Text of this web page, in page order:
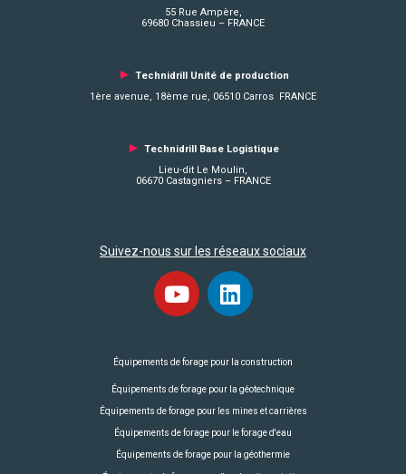
55 Rue Ampère,
69680 Chassieu – FRANCE
► Technidrill Unité de production
1ère avenue, 18ème rue, 06510 Carros FRANCE
► Technidrill Base Logistique
Lieu-dit Le Moulin,
06670 Castagniers – FRANCE
Suivez-nous sur les réseaux sociaux
Équipements de forage pour la construction
Équipements de forage pour la géotechnique
Équipements de forage pour les mines et carrières
Équipements de forage pour le forage d'eau
Équipements de forage pour la géothermie